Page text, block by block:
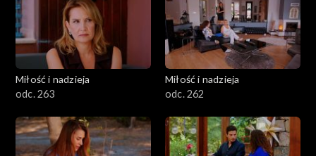
Miłość i nadzieja
odc. 263
Miłość i nadzieja
odc. 262